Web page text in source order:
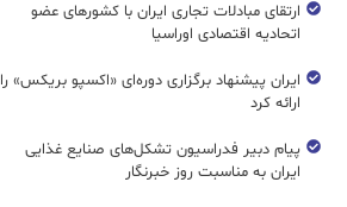
ارتقای مبادلات تجاری ایران با کشورهای عضو
اتحادیه اقتصادی اوراسیا
ایران پیشنهاد برگزاری دوره‌ای «اکسپو بریکس» را
ارائه کرد
پیام دبیر فدراسیون تشکل‌های صنایع غذایی
ایران به مناسبت روز خبرنگار